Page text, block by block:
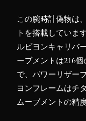
この腕時計偽物は
トを搭載していま
ルビヨンキャリバ
ーブメントは216
で、パワーリザー
ヨンフレームはチ
ムーブメントの精